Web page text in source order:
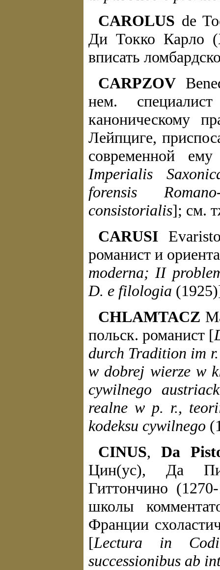
CAROLUS de
Ди Токко Карло
вписать
CARPZOV
нем.
каноническому
Лейпциге,
современной
Imperialis
forensis
consistorialis]; см.
CARUSI
романист и
moderna; II
D. e filologia
CHLAMTACZ
польск. романист [
durch Tradition im
w dobrej wierze w
cywilnego
realne w p. r.,
kodeksu cywilnego
CINUS,Da
Цин(ус), Да
Гиттончино
школы
Франции
[Lectura in
successionibus ab